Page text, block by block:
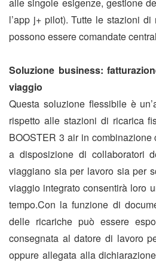
alle singole esigenze, gestione
l’app j+ pilot). Tutte le stazioni
possono essere comandate
Soluzione business:
viaggio
Questa soluzione flessibile è
rispetto alle stazioni di ricarica
BOOSTER 3 air in
a disposizione di collaboratori
viaggiano sia per lavoro sia per
viaggio integrato consentirà loro
tempo.Con la funzione di
delle ricariche può essere
consegnata al datore di lavoro
oppure allegata alla